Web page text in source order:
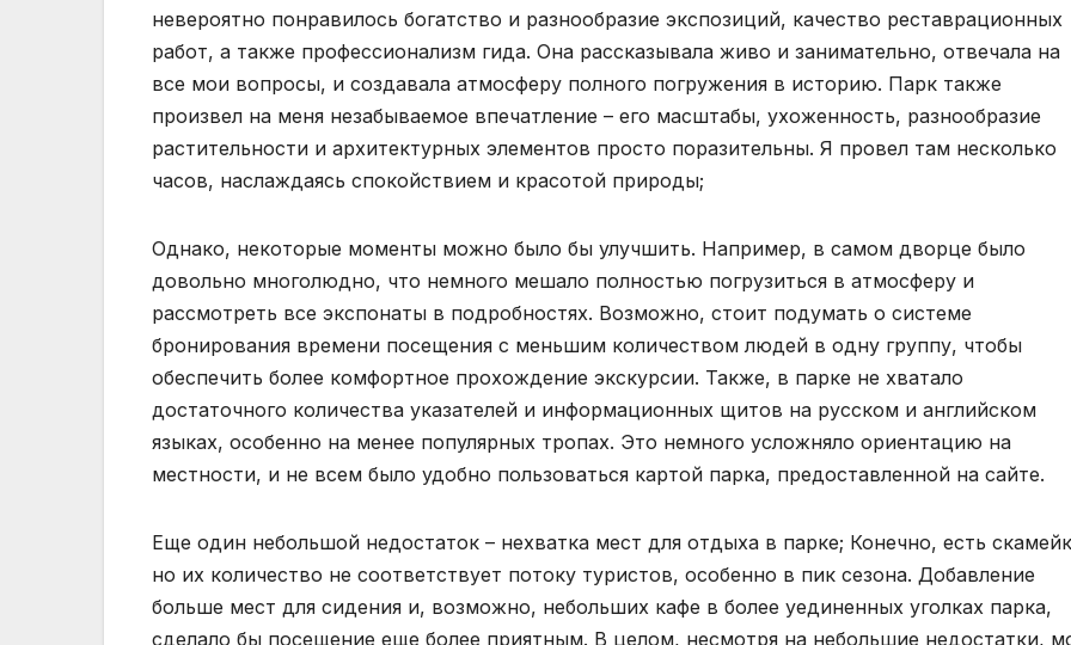
невероятно понравилось богатство и разнообразие экспозиций, качество реставрационных
работ, а также профессионализм гида. Она рассказывала живо и занимательно, отвечала на
все мои вопросы, и создавала атмосферу полного погружения в историю. Парк также
произвел на меня незабываемое впечатление – его масштабы, ухоженность, разнообразие
растительности и архитектурных элементов просто поразительны. Я провел там несколько
часов, наслаждаясь спокойствием и красотой природы;
Однако, некоторые моменты можно было бы улучшить. Например, в самом дворце было
довольно многолюдно, что немного мешало полностью погрузиться в атмосферу и
рассмотреть все экспонаты в подробностях. Возможно, стоит подумать о системе
бронирования времени посещения с меньшим количеством людей в одну группу, чтобы
обеспечить более комфортное прохождение экскурсии. Также, в парке не хватало
достаточного количества указателей и информационных щитов на русском и английском
языках, особенно на менее популярных тропах. Это немного усложняло ориентацию на
местности, и не всем было удобно пользоваться картой парка, предоставленной на сайте.
Еще один небольшой недостаток – нехватка мест для отдыха в парке; Конечно, есть
но их количество не соответствует потоку туристов, особенно в пик сезона. Добавление
больше мест для сидения и, возможно, небольших кафе в более уединенных уголках парка,
сделало бы посещение еще более приятным. В целом, несмотря на небольшие недостатки,